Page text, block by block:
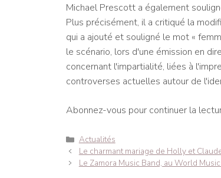
Michael Prescott a également
Plus précisément, il a critiqué la
qui a ajouté et souligné le mot «
le scénario, lors d'une émission en
concernant l'impartialité, liées à
controverses actuelles autour de
Abonnez-vous pour continuer la
Catégories
Actualités
Navigation
des
Le charmant mariage de Holly et
Le Zamora Music Band, au World